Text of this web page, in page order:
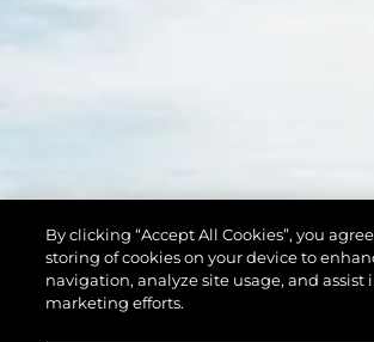
By clicking “Accept All Cookies”, you
storing of cookies on your device to
navigation, analyze site usage, and assist
marketing efforts.